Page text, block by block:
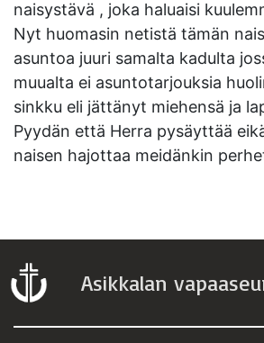
naisystävä , joka haluaisi
Nyt huomasin netistä tämän
asuntoa juuri samalta kadulta
muualta ei asuntotarjouksia
sinkku eli jättänyt miehensä ja
Pyydän että Herra pysäyttää
naisen hajottaa meidänkin
Asikkalan